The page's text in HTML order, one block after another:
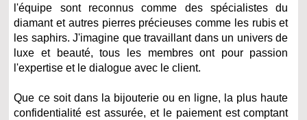
l'équipe sont reconnus comme des spécialistes du
diamant et autres pierres précieuses comme les rubis et
les saphirs. J'imagine que travaillant dans un univers de
luxe et beauté, tous les membres ont pour passion
l'expertise et le dialogue avec le client.
Que ce soit dans la bijouterie ou en ligne, la plus haute
confidentialité est assurée, et le paiement est comptant